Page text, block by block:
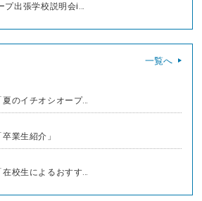
プ出張学校説明会i…
一覧へ
のイチオシオープ…
業生紹介」
校生によるおすす…